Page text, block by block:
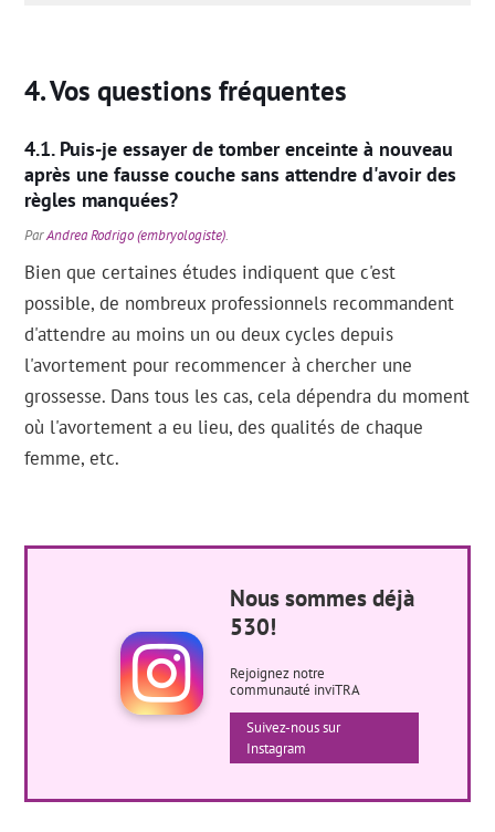
Vos questions fréquentes
Puis-je essayer de tomber enceinte à nouveau
après une fausse couche sans attendre d'avoir des
règles manquées?
ParAndrea Rodrigo (embryologiste).
Bien que certaines études indiquent que c'est
possible, de nombreux professionnels recommandent
d'attendre au moins un ou deux cycles depuis
l'avortement pour recommencer à chercher une
grossesse. Dans tous les cas, cela dépendra du moment
où l'avortement a eu lieu, des qualités de chaque
femme, etc.
Nous sommes déjà
530!
Rejoignez notre
communauté inviTRA
Suivez-nous sur
Instagram